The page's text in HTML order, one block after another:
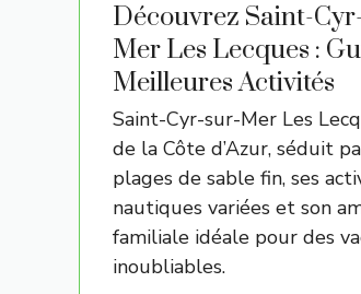
Découvrez Saint-
Mer Les Lecques :
Meilleures Activités
Saint-Cyr-sur-Mer Les
de la Côte d’Azur, séduit
plages de sable fin, ses
nautiques variées et son
familiale idéale pour des
inoubliables.